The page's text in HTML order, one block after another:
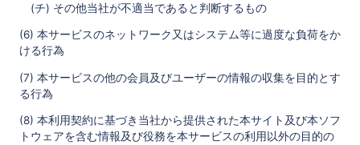
(チ) その他当社が不適当であると判断するもの
(6) 本サービスのネットワーク又はシステム等に過度な負荷をか
ける行為
(7) 本サービスの他の会員及びユーザーの情報の収集を目的とす
る行為
(8) 本利用契約に基づき当社から提供された本サイト及び本ソフ
トウェアを含む情報及び役務を本サービスの利用以外の目的の